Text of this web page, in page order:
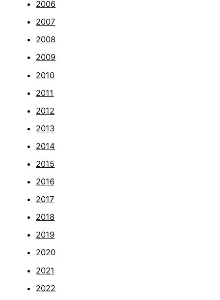
2006
2007
2008
2009
2010
2011
2012
2013
2014
2015
2016
2017
2018
2019
2020
2021
2022